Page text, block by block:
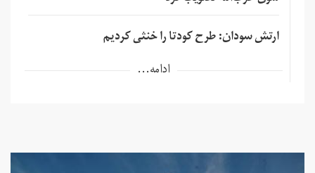
ارتش سودان: طرح کودتا را خنثی کردیم
ادامه...